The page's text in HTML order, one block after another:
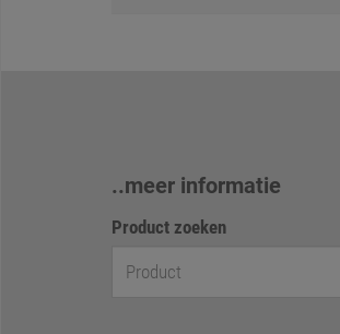
..meer informatie
Product zoeken